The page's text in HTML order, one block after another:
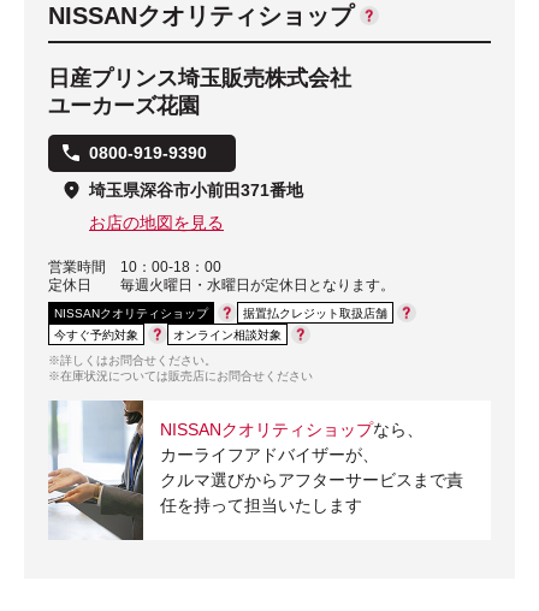
NISSANクオリティショップ
日産プリンス埼玉販売株式会社
ユーカーズ花園
0800-919-9390
埼玉県深谷市小前田371番地
お店の地図を見る
営業時間
10：00-18：00
定休日
毎週火曜日・水曜日が定休日となります。
NISSANクオリティショップ
据置払クレジット取扱店舗
今すぐ予約対象
オンライン相談対象
※詳しくはお問合せください。
※在庫状況については販売店にお問合せください
NISSANクオリティショップなら、
カーライフアドバイザーが、
クルマ選びからアフターサービスまで責
任を持って担当いたします